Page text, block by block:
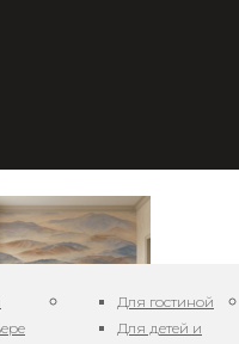
Для гостиной
Для детей и